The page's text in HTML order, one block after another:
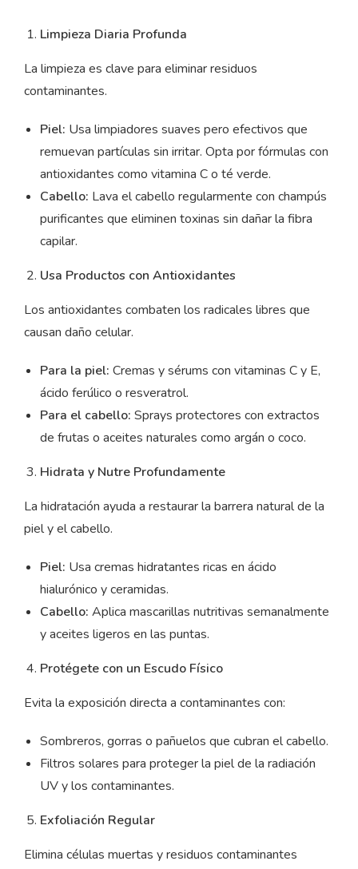
Limpieza Diaria Profunda
La limpieza es clave para eliminar residuos
contaminantes.
Piel: Usa limpiadores suaves pero efectivos que
remuevan partículas sin irritar. Opta por fórmulas con
antioxidantes como vitamina C o té verde.
Cabello: Lava el cabello regularmente con champús
purificantes que eliminen toxinas sin dañar la fibra
capilar.
Usa Productos con Antioxidantes
Los antioxidantes combaten los radicales libres que
causan daño celular.
Para la piel: Cremas y sérums con vitaminas C y E,
ácido ferúlico o resveratrol.
Para el cabello: Sprays protectores con extractos
de frutas o aceites naturales como argán o coco.
Hidrata y Nutre Profundamente
La hidratación ayuda a restaurar la barrera natural de la
piel y el cabello.
Piel: Usa cremas hidratantes ricas en ácido
hialurónico y ceramidas.
Cabello: Aplica mascarillas nutritivas semanalmente
y aceites ligeros en las puntas.
Protégete con un Escudo Físico
Evita la exposición directa a contaminantes con:
Sombreros, gorras o pañuelos que cubran el cabello.
Filtros solares para proteger la piel de la radiación
UV y los contaminantes.
Exfoliación Regular
Elimina células muertas y residuos contaminantes